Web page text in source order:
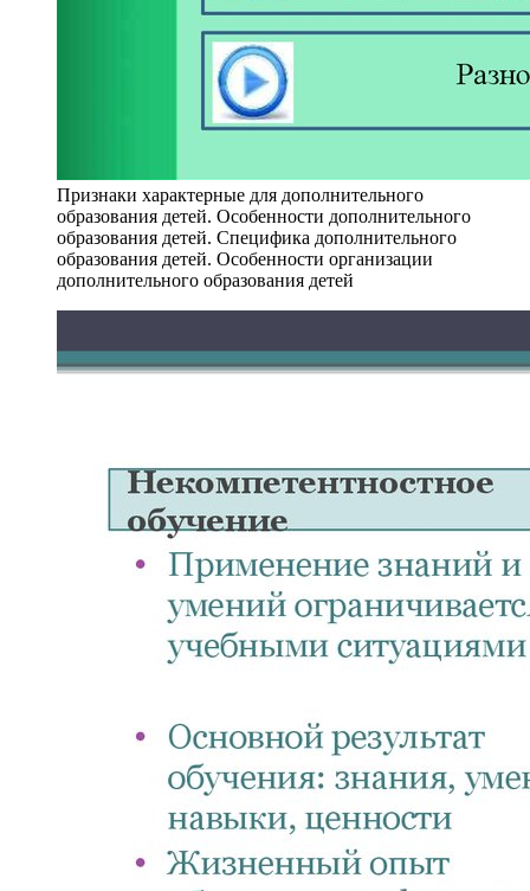
Признаки характерные для дополнительного
образования детей. Особенности дополнительного
образования детей. Специфика дополнительного
образования детей. Особенности организации
дополнительного образования детей